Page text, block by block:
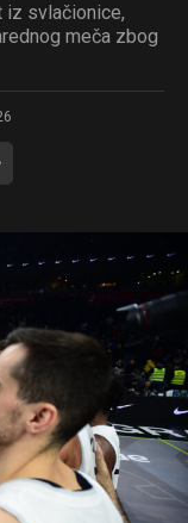
iz svlačionice,
meča zbog